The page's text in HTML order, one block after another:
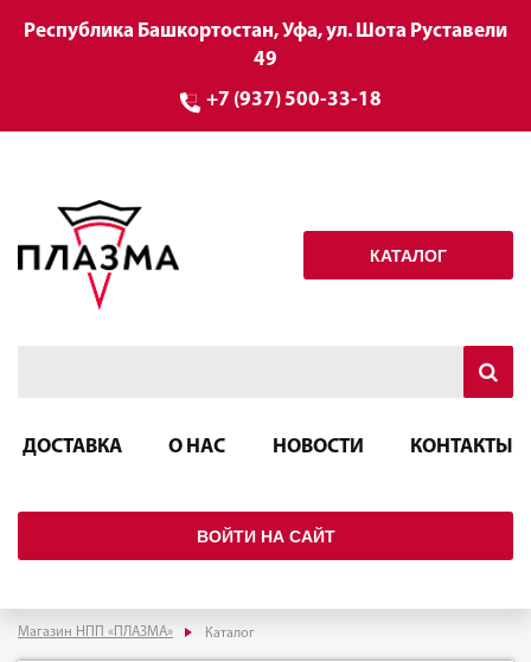
Республика Башкортостан, Уфа, ул. Шота Руставели
49
+7 (937) 500-33-18
КАТАЛОГ
ДОСТАВКА О НАС НОВОСТИ КОНТАКТЫ
ВОЙТИ НА САЙТ
Магазин НПП «ПЛАЗМА» Каталог